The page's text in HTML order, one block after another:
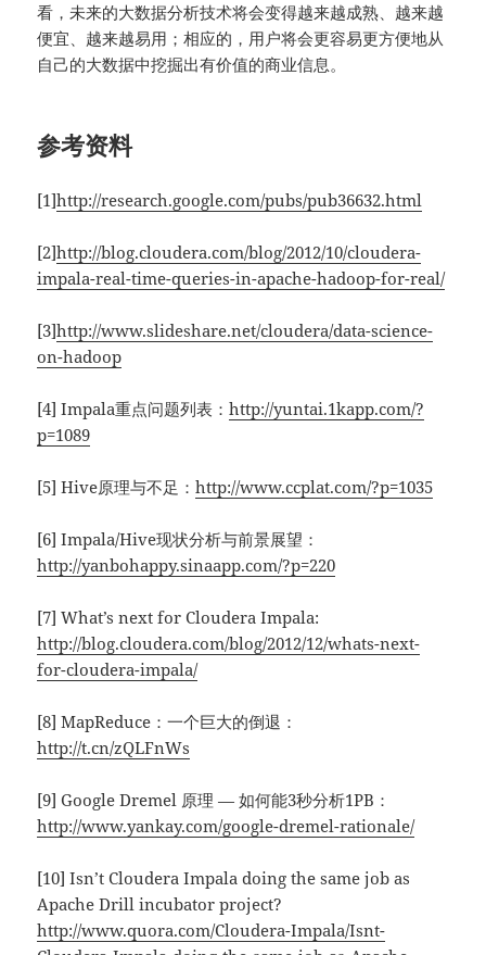
看，未来的大数据分析技术将会变得越来越成熟、越来越
便宜、越来越易用；相应的，用户将会更容易更方便地从
自己的大数据中挖掘出有价值的商业信息。
参考资料
[1]http://research.google.com/pubs/pub36632.html
[2]http://blog.cloudera.com/blog/2012/10/cloudera-
impala-real-time-queries-in-apache-hadoop-for-real/
[3]http://www.slideshare.net/cloudera/data-science-
on-hadoop
[4] Impala重点问题列表：http://yuntai.1kapp.com/?
p=1089
[5] Hive原理与不足：http://www.ccplat.com/?p=1035
[6] Impala/Hive现状分析与前景展望：
http://yanbohappy.sinaapp.com/?p=220
[7] What’s next for Cloudera Impala:
http://blog.cloudera.com/blog/2012/12/whats-next-
for-cloudera-impala/
[8] MapReduce：一个巨大的倒退：
http://t.cn/zQLFnWs
[9] Google Dremel 原理 — 如何能3秒分析1PB：
http://www.yankay.com/google-dremel-rationale/
[10] Isn’t Cloudera Impala doing the same job as
Apache Drill incubator project?
http://www.quora.com/Cloudera-Impala/Isnt-